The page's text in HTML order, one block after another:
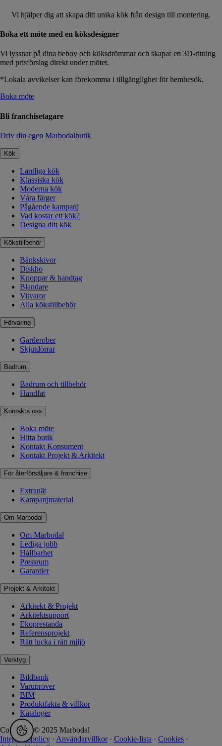
Vi hjälper dig att skapa ditt unika kök från design till montering.
Boka ett möte med en köksdesigner
Vi lyssnar på dina behov och köksdrömmar och skapar en 3D-ritning
med prisförslag direkt under mötet.
*Lokala avvikelser kan förekomma i tillgänglighet för hembesök.
Boka möte
Bli franchisetagare
Driv din egen Marbodalbutik
Kök
Lantliga kök
Klassiska kök
Moderna kök
Våra färger
Pågående kampanj
Vad kostar ett kök?
Designa ditt kök
Kökstillbehör
Bänkskivor
Diskho
Knoppar & handtag
Blandare
Vitvaror
Alla kökstillbehör
Förvaring
Garderober
Skjutdörrar
Badrum
Badrum och tillbehör
Handfat
Kontakta oss
Boka möte
Hitta butik
Kontakt Konsument
Kontakt Projekt & Arkitekt
För återförsäljare & franchise
Extranät
Kampanjmaterial
Om Marbodal
Om Marbodal
Lediga jobb
Hållbarhet
Pressrum
Garantier
Projekt & Arkitekt
Arkitekt & Projekt
Arkitektsupport
Ekoprestanda
Referensprojekt
Rätt lucka i rätt miljö
Verktyg
Bildbank
Varuprover
BIM
Produktfakta & villkor
Kataloger
Copyright © 2025 Marbodal
Integritetspolicy · Användarvillkor · Cookie-lista · Cookies ·